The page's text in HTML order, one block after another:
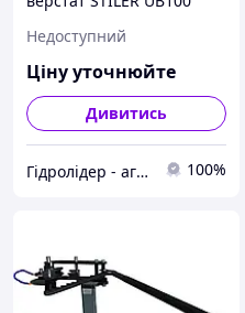
Недоступний
Ціну уточнюйте
Дивитись
Гідролідер - агротехніка, промислове та будівельне обладнання 100%